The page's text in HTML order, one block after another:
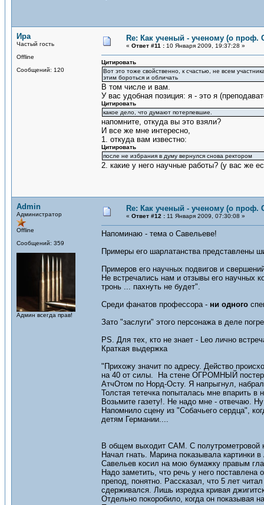
Ира
Частый гость
Offline
Сообщений: 120
Re: Как ученый - ученому (о проф.
« Ответ #11 : 10 Января 2009, 19:37:28 »
Цитировать
Вот это тоже свойственно, к счастью, не всем
этим бороться и обличать
В том числе и вам.
У вас удобная позиция: я - это я
Цитировать
какое дело, что думают потерпевшие.
напомните, откуда вы это взяли?
И все же мне интересно,
1. откуда вам известно:
Цитировать
после не избрания в думу вернулся снова ректором
2. какие у него научные работы? (у вас же
Admin
Администратор
Offline
Сообщений: 359
Админ всегда прав!
Re: Как ученый - ученому (о проф.
« Ответ #12 : 11 Января 2009, 07:30:08 »
Напоминаю - тема о Савельеве!
Примеры его шарлатанства представлены
Примеров его научных подвигов и
Не встречались нам и отзывы его научных
тронь ... пахнуть не будет".
Среди фанатов профессора - ни одного
Зато "заслуги" этого персонажа в деле
PS. Для тех, кто не знает - Leo лично
Краткая выдержка
"Прихожу значит по адресу. Действо
на 40 от силы. На стене ОГРОМНЫЙ постер
АтчОтом по Норд-Осту. Я напрыгнул,
Толстая тетечка попыталась мне впарить
Возьмите газету!. Не надо мне - отвечаю.
Напомнило сцену из "Собачьего сердца",
детям Германии....
В общем выходит САМ. С полутрометровой
Начал гнать. Марина показывала картинки
Савельев косил на мою бумажку правым
Надо заметить, что речь у него поставлена
препод, понятно. Рассказал, что 5 лет
сдерживался. Лишь изредка кривая
Отдельно покоробило, когда он показывая